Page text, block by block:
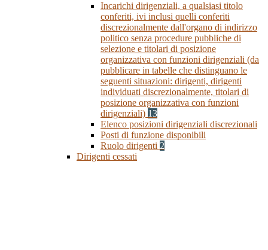
Incarichi dirigenziali, a qualsiasi titolo
conferiti, ivi inclusi quelli conferiti
discrezionalmente dall'organo di indirizzo
politico senza procedure pubbliche di
selezione e titolari di posizione
organizzativa con funzioni dirigenziali (da
pubblicare in tabelle che distinguano le
seguenti situazioni: dirigenti, dirigenti
individuati discrezionalmente, titolari di
posizione organizzativa con funzioni
dirigenziali) 13
Elenco posizioni dirigenziali discrezionali
Posti di funzione disponibili
Ruolo dirigenti 2
Dirigenti cessati